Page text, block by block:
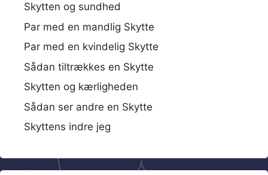
Skytten og sundhed
Par med en mandlig Skytte
Par med en kvindelig Skytte
Sådan tiltrækkes en Skytte
Skytten og kærligheden
Sådan ser andre en Skytte
Skyttens indre jeg